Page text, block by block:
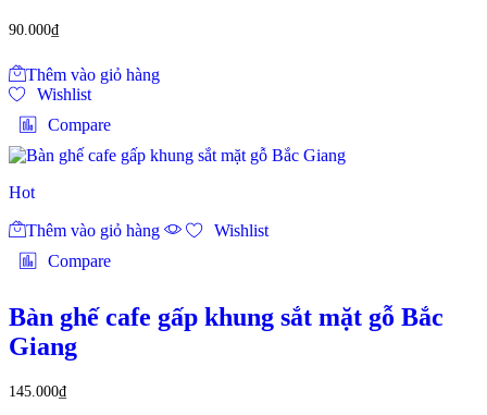
90.000₫
Thêm vào giỏ hàng
Wishlist
Compare
Hot
Thêm vào giỏ hàng
Wishlist
Compare
Bàn ghế cafe gấp khung sắt mặt gỗ Bắc
Giang
145.000₫